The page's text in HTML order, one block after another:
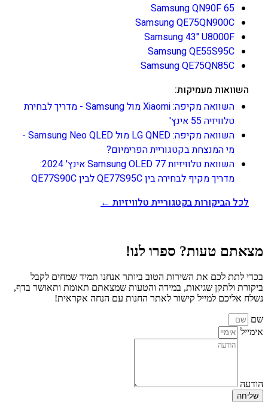
Samsung QN90F 65
Samsung QE75QN900C
Samsung 43" U8000F
Samsung QE55S95C
Samsung QE75QN85C
השוואות מעמיקות:
השוואה מקיפה: Xiaomi מול Samsung - מדריך לבחירת
טלוויזיה 55 אינץ'
השוואה מקיפה: LG QNED מול Samsung Neo QLED -
מי המנצחת בקטגוריית הפרימיום?
השוואת טלוויזיות Samsung OLED 77 אינץ' 2024:
מדריך מקיף לבחירה בין QE77S95C לבין QE77S90C
לכל הביקורות בקטגוריית טלוויזיות ←
מצאתם טעות? ספרו לנו!
בכדי לתת לכם את השירות הטוב ביותר אנחנו תמיד שמחים לקבל
ביקורת ולתקן שגיאות, במידה והטעות שמצאתם תאומת ותאושר בדף,
נשלח אליכם למייל קישור לאתר החנות עם הנחה אקראית!
שם
אימייל
הודעה
שליחה